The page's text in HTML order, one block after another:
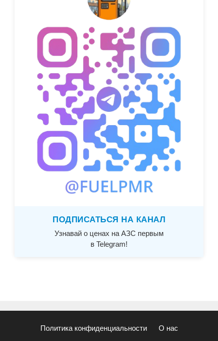
ПОДПИСАТЬСЯ НА КАНАЛ
Узнавай о ценах на АЗС первым
в Telegram!
Политика конфиденциальности О нас